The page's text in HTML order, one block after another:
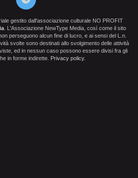
gestito dall'associazione culturale NO PROFIT
. L'Associazione NewType Media, così come il sito
perseguono alcun fine di lucro, e ai sensi del L.n.
svolte sono destinati allo svolgimento delle attività
ed in nessun caso possono essere divisi fra gli
in forme indirette. Privacy policy.